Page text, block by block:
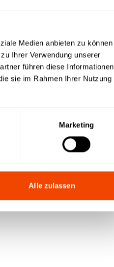
Medien anbieten zu können
Ihrer Verwendung unserer
führen diese Informationen
sie im Rahmen Ihrer Nutzung
Marketing
Alle zulassen